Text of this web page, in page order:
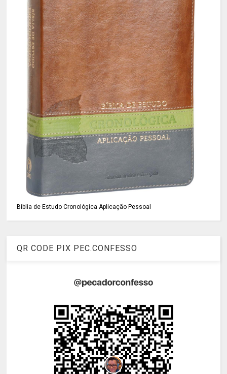
Bíblia de Estudo Cronológica Aplicação Pessoal
QR CODE PIX PEC.CONFESSO